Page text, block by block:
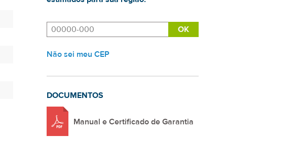
Não sei meu CEP
DOCUMENTOS
Manual e Certificado de Garantia